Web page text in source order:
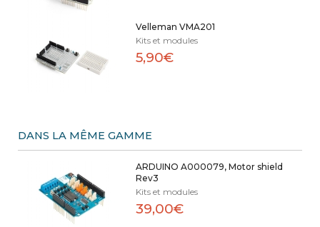
Velleman VMA201
Kits et modules
5,90€
DANS LA MÊME GAMME
ARDUINO A000079, Motor shield
Rev3
Kits et modules
39,00€